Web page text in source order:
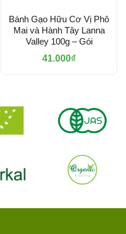
Bánh Gạo Hữu Cơ Vị Phô
Mai và Hành Tây Lanna
Valley 100g – Gói
41.000₫